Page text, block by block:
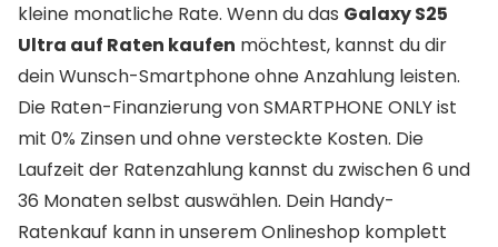
kleine monatliche Rate. Wenn du das Galaxy S25
Ultra auf Raten kaufen möchtest, kannst du dir
dein Wunsch-Smartphone ohne Anzahlung leisten.
Die Raten-Finanzierung von SMARTPHONE ONLY ist
mit 0% Zinsen und ohne versteckte Kosten. Die
Laufzeit der Ratenzahlung kannst du zwischen 6 und
36 Monaten selbst auswählen. Dein Handy-
Ratenkauf kann in unserem Onlineshop komplett